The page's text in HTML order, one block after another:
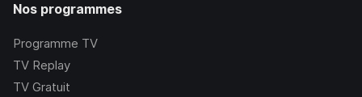
Nos programmes
Programme TV
TV Replay
TV Gratuit